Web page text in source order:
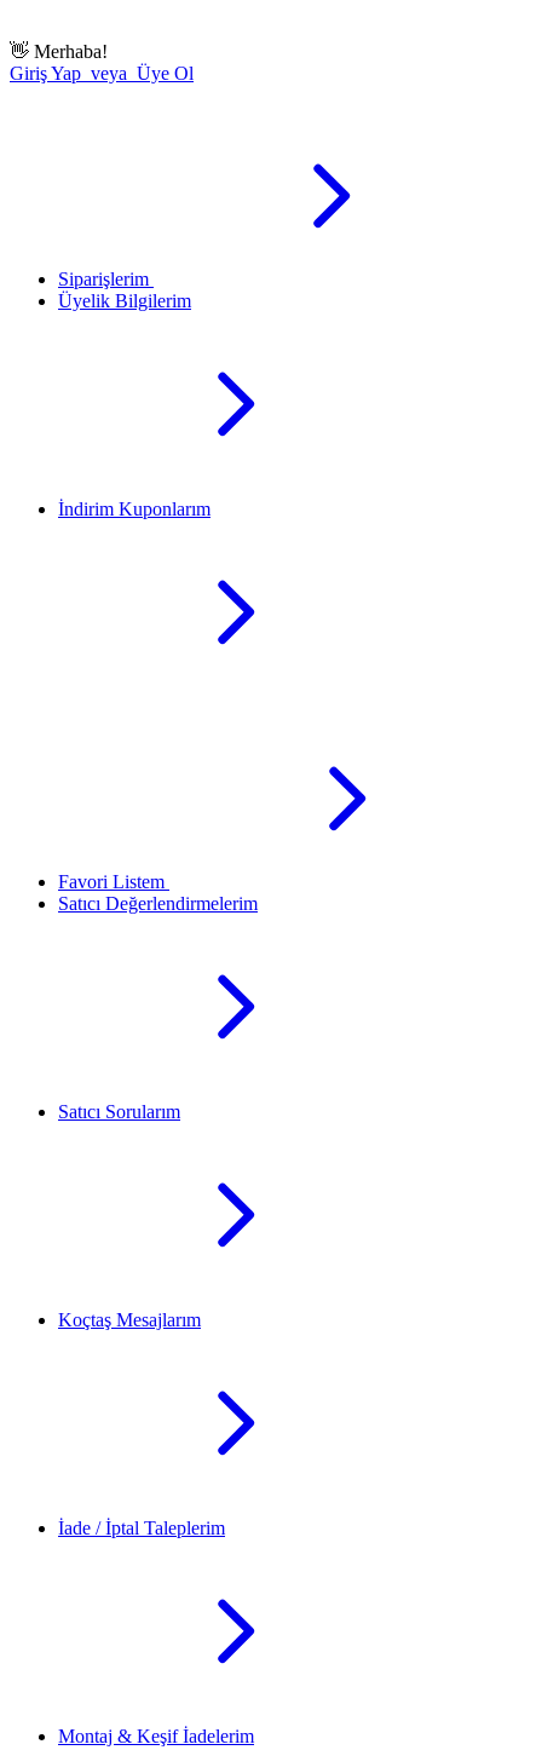
👋 Merhaba!
Giriş Yap veya Üye Ol
Siparişlerim
Üyelik Bilgilerim
İndirim Kuponlarım
Favori Listem
Satıcı Değerlendirmelerim
Satıcı Sorularım
Koçtaş Mesajlarım
İade / İptal Taleplerim
Montaj & Keşif İadelerim